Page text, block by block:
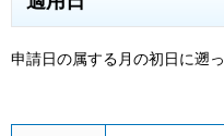
申請日の属する月の初日に遡